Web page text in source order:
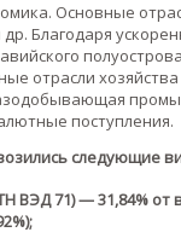
Основные
др. Благодаря
отрасли
поступления.
следующие
ВЭД 71) — 31,84%